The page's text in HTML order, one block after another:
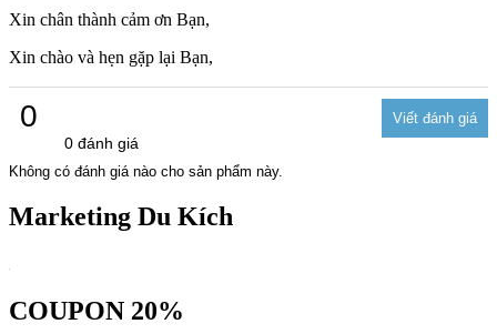
Xin chân thành cảm ơn Bạn,
Xin chào và hẹn gặp lại Bạn,
0
0 đánh giá
Không có đánh giá nào cho sản phẩm này.
Marketing Du Kích
COUPON 20%